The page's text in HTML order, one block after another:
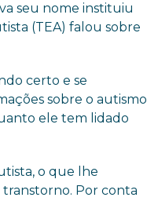
seu nome instituiu
(TEA) falou sobre
certo e se
sobre o autismo
ele tem lidado
o que lhe
transtorno. Por conta